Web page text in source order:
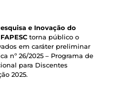
e Inovação do
torna público o
em caráter preliminar
nº 26/2025 – Programa de
para Discentes
2025.